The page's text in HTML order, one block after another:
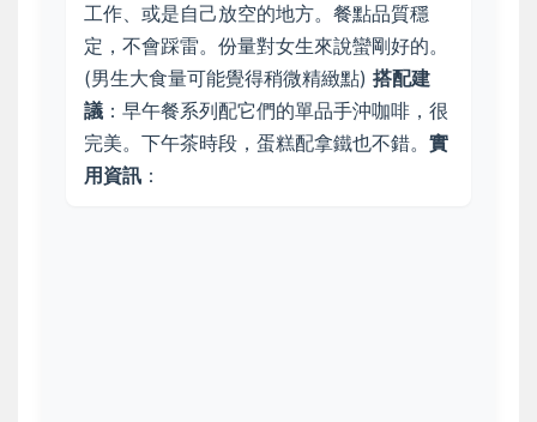
工作、或是自己放空的地方。餐點品質穩
定，不會踩雷。份量對女生來說蠻剛好的。
(男生大食量可能覺得稍微精緻點) 搭配建
議 ：早午餐系列配它們的單品手沖咖啡，很
完美。下午茶時段，蛋糕配拿鐵也不錯。 實
用資訊 ：